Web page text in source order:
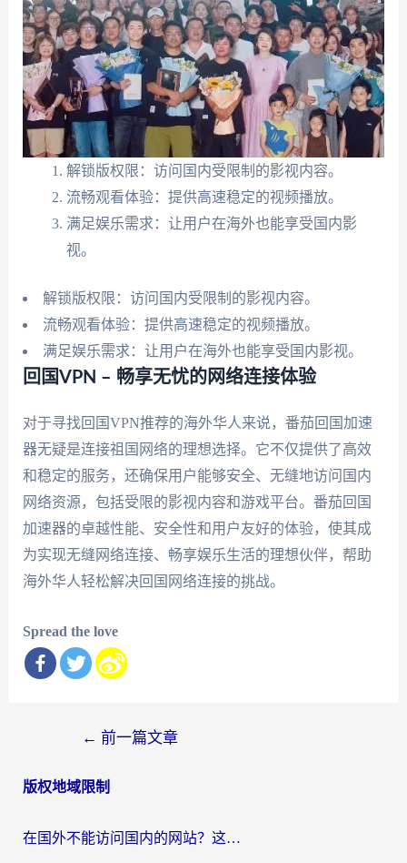
解锁版权限：访问国内受限制的影视内容。
流畅观看体验：提供高速稳定的视频播放。
满足娱乐需求：让用户在海外也能享受国内影
视。
解锁版权限：访问国内受限制的影视内容。
流畅观看体验：提供高速稳定的视频播放。
满足娱乐需求：让用户在海外也能享受国内影视。
回国VPN – 畅享无忧的网络连接体验
对于寻找回国VPN推荐的海外华人来说，番茄回国加速
器无疑是连接祖国网络的理想选择。它不仅提供了高效
和稳定的服务，还确保用户能够安全、无缝地访问国内
网络资源，包括受限的影视内容和游戏平台。番茄回国
加速器的卓越性能、安全性和用户友好的体验，使其成
为实现无缝网络连接、畅享娱乐生活的理想伙伴，帮助
海外华人轻松解决回国网络连接的挑战。
Spread the love
导
← 前一篇文章
版权地域限制
在国外不能访问国内的网站？这篇攻略帮你无缝连接家乡资源